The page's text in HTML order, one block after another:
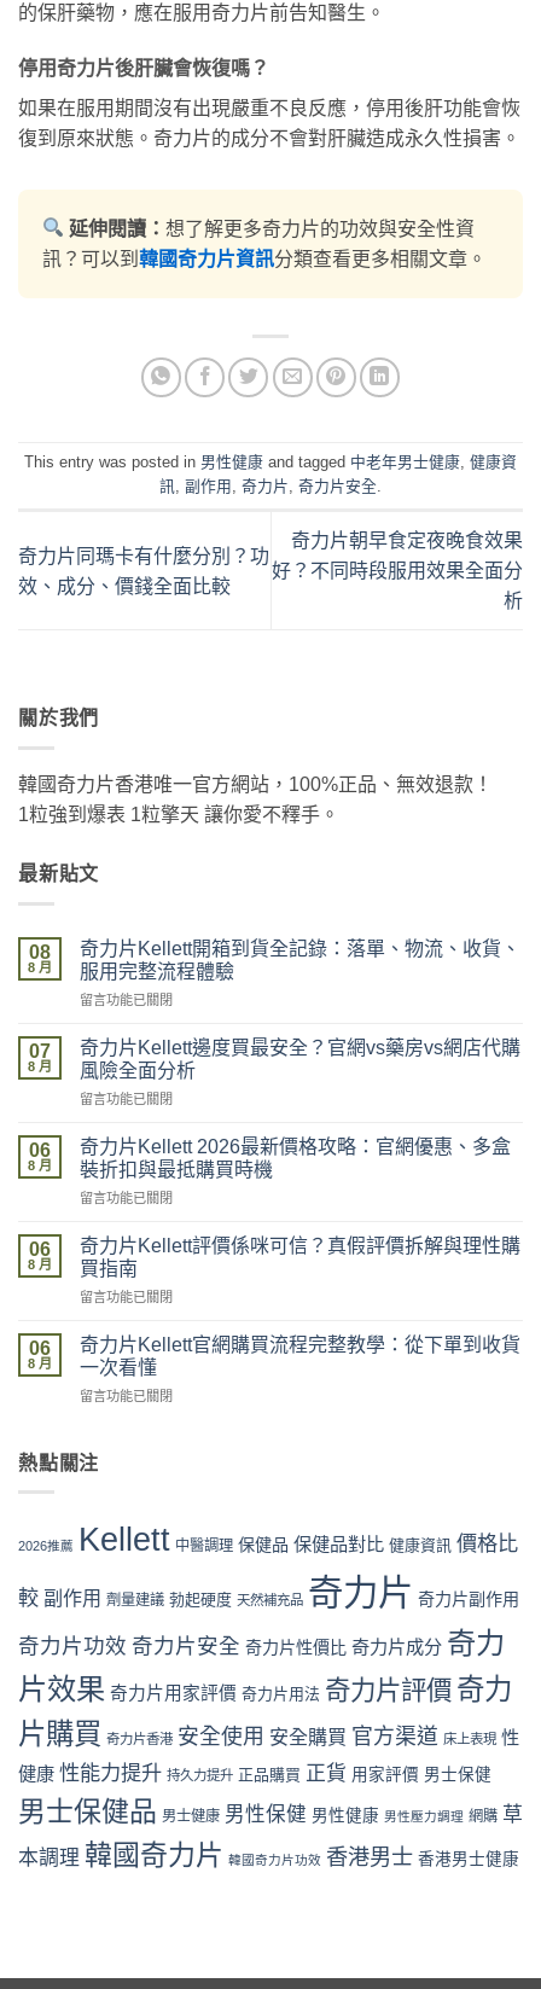
的保肝藥物，應在服用奇力片前告知醫生。
停用奇力片後肝臟會恢復嗎？
如果在服用期間沒有出現嚴重不良反應，停用後肝功能會恢
復到原來狀態。奇力片的成分不會對肝臟造成永久性損害。
延伸閱讀：想了解更多奇力片的功效與安全性資
訊？可以到 韓國奇力片資訊分類查看更多相關文章。
This entry was posted in 男性健康 and tagged 中老年男士健康, 健康資
訊, 副作用 , 奇力片, 奇力片安全.
奇力片同瑪卡有什麼分別？功
效、成分、價錢全面比較
奇力片朝早食定夜晚食效果
好？不同時段服用效果全面分
析
關於我們
韓國奇力片香港唯一官方網站，100%正品、無效退款！
1粒強到爆表 1粒擎天 讓你愛不釋手。
最新貼文
08
8 月
奇力片Kellett開箱到貨全記錄：落單、物流、收貨、
服用完整流程體驗
在
力
片
Kellett
開
到
貨
全
記
落
單、
流、
貨、
服
用
流
程
中
留言功能已關閉
07
8 月
奇力片Kellett邊度買最安全？官網vs藥房vs網店代購
風險全面分析
在
力
片
Kellett
邊
買
最
安
全？
網
vs
房
店
風
險
面
分
中
留言功能已關閉
06
8 月
奇力片Kellett 2026最新價格攻略：官網優惠、多盒
裝折扣與最抵購買時機
在
力
片
Kellett
2026
新
攻
網
多
盒
折
扣
最
購
時
機〉
中
留言功能已關閉
06
8 月
奇力片Kellett評價係咪可信？真假評價拆解與理性購
買指南
在
力
片
Kellett
評
咪
假
拆
與
性
購
買
指
南〉
留言功能已關閉
06
8 月
奇力片Kellett官網購買流程完整教學：從下單到收貨
一次看懂
在
片
Kellett
購
程
整
學：
從
下
單
到
收
貨
一
次
看
留言功能已關閉
熱點關注
2026推薦 Kellett 中醫調理 保健品 保健品對比 健康資訊 價格比
較 副作用 劑量建議 勃起硬度 天然補充品 奇力片 奇力片副作用
奇力片功效 奇力片安全 奇力片性價比 奇力片成分 奇力
片效果 奇力片用家評價 奇力片用法 奇力片評價 奇力
片購買 奇力片香港 安全使用 安全購買 官方渠道 床上表現 性
健康 性能力提升 持久力提升 正品購買 正貨 用家評價 男士保健
男士保健品 男士健康 男性保健 男性健康 男性壓力調理 網購 草
本調理 韓國奇力片 韓國奇力片功效 香港男士 香港男士健康